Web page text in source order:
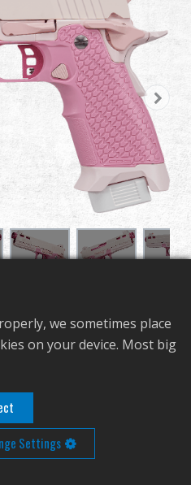
日本語
Rosada
応、軽量化されたCNC加
ミドルフレーム速度と耐
we sometimes place
on your device. Most big
Settings